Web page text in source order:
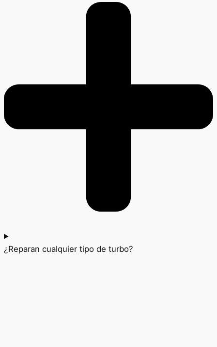
¿Reparan cualquier tipo de turbo?